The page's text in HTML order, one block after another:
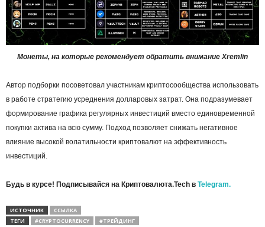
Монеты, на которые рекомендует обратить внимание Xremlin
Автор подборки посоветовал участникам криптосообщества использовать
в работе стратегию усреднения долларовых затрат. Она подразумевает
формирование графика регулярных инвестиций вместо единовременной
покупки актива на всю сумму. Подход позволяет снижать негативное
влияние высокой волатильности криптовалют на эффективность
инвестиций.
Будь в курсе! Подписывайся на Криптовалюта.Tech в Telegram.
ИСТОЧНИК
ССЫЛКА
ТЕГИ
#CRYPTOCURRENCY #ТРЕЙДИНГ